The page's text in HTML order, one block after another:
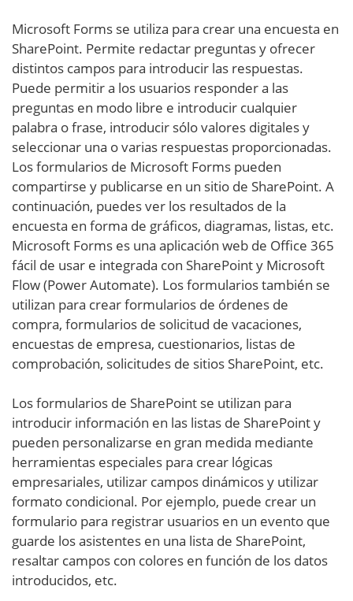
Microsoft Forms se utiliza para crear una encuesta en
SharePoint. Permite redactar preguntas y ofrecer
distintos campos para introducir las respuestas.
Puede permitir a los usuarios responder a las
preguntas en modo libre e introducir cualquier
palabra o frase, introducir sólo valores digitales y
seleccionar una o varias respuestas proporcionadas.
Los formularios de Microsoft Forms pueden
compartirse y publicarse en un sitio de SharePoint. A
continuación, puedes ver los resultados de la
encuesta en forma de gráficos, diagramas, listas, etc.
Microsoft Forms es una aplicación web de Office 365
fácil de usar e integrada con SharePoint y Microsoft
Flow (Power Automate). Los formularios también se
utilizan para crear formularios de órdenes de
compra, formularios de solicitud de vacaciones,
encuestas de empresa, cuestionarios, listas de
comprobación, solicitudes de sitios SharePoint, etc.
Los formularios de SharePoint se utilizan para
introducir información en las listas de SharePoint y
pueden personalizarse en gran medida mediante
herramientas especiales para crear lógicas
empresariales, utilizar campos dinámicos y utilizar
formato condicional. Por ejemplo, puede crear un
formulario para registrar usuarios en un evento que
guarde los asistentes en una lista de SharePoint,
resaltar campos con colores en función de los datos
introducidos, etc.